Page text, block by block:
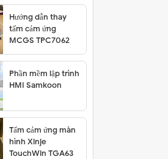
Hướng dẫn thay
tấm cảm ứng
MCGS TPC7062
Phần mềm lập trình
HMI Samkoon
Tấm cảm ứng màn
hình Xinje
TouchWin TGA63